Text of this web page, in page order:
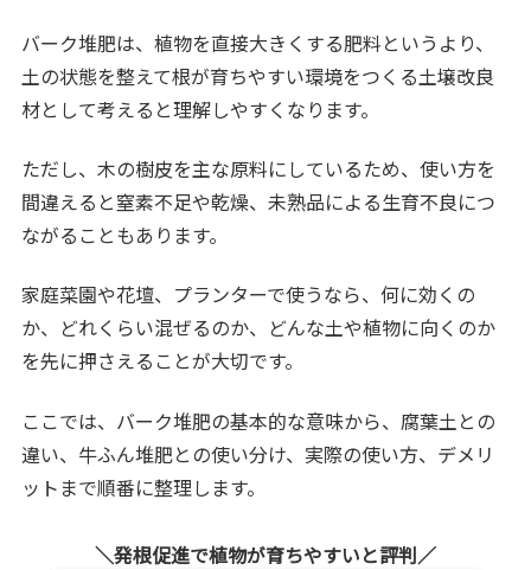
バーク堆肥は、植物を直接大きくする肥料というより、
土の状態を整えて根が育ちやすい環境をつくる土壌改良
材として考えると理解しやすくなります。
ただし、木の樹皮を主な原料にしているため、使い方を
間違えると窒素不足や乾燥、未熟品による生育不良につ
ながることもあります。
家庭菜園や花壇、プランターで使うなら、何に効くの
か、どれくらい混ぜるのか、どんな土や植物に向くのか
を先に押さえることが大切です。
ここでは、バーク堆肥の基本的な意味から、腐葉土との
違い、牛ふん堆肥との使い分け、実際の使い方、デメリ
ットまで順番に整理します。
発根促進で植物が育ちやすいと評判